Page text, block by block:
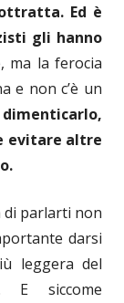
Ed è
gli hanno
ma la ferocia
e non c’è un
evitare altre
di parlarti non
darsi
leggera del
E siccome